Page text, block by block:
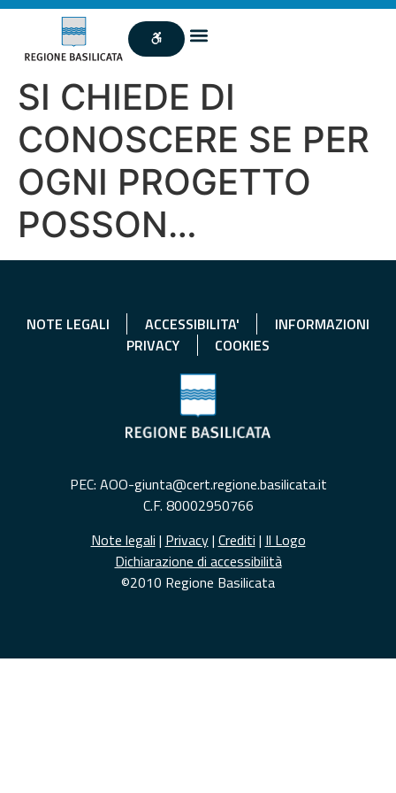
SI CHIEDE DI
CONOSCERE SE PER
OGNI PROGETTO
POSSON…
NOTE LEGALI ACCESSIBILITA'
INFORMAZIONI
PRIVACY
COOKIES
PEC: AOO-giunta@cert.regione.basilicata.it
C.F. 80002950766
Note legali | Privacy| Crediti | Il Logo
Dichiarazione di accessibilità
©2010 Regione Basilicata